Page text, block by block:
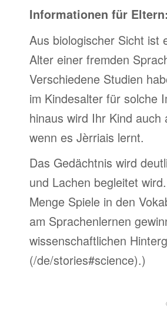
Informationen für Eltern:
Aus biologischer Sicht ist
Alter einer fremden
Verschiedene Studien
im Kindesalter für solche
hinaus wird Ihr Kind
wenn es Jèrriais lernt.
Das Gedächtnis wird
und Lachen begleitet
Menge Spiele in den
am Sprachenlernen
wissenschaftlichen
(/de/stories#science).)